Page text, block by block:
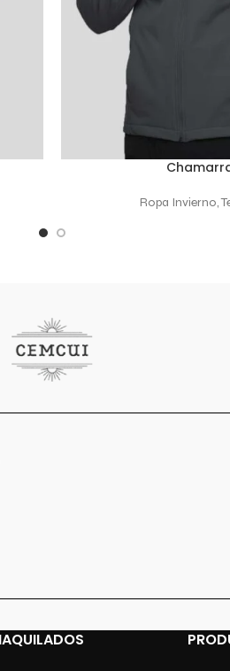
SELECCIONAR OPCIONES
Ropa Invierno,